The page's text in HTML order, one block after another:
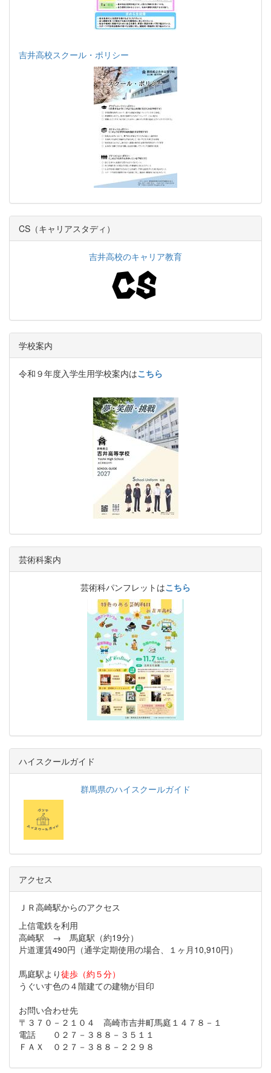
吉井高校スクール・ポリシー
CS（キャリアスタディ）
吉井高校のキャリア教育
学校案内
令和９年度入学生用学校案内はこちら
芸術科案内
芸術科パンフレットはこちら
ハイスクールガイド
群馬県のハイスクールガイド
アクセス
ＪＲ高崎駅からのアクセス
上信電鉄を利用
高崎駅 → 馬庭駅（約19分）
片道運賃490円（通学定期使用の場合、１ヶ月10,910円）
馬庭駅より徒歩（約５分）
うぐいす色の４階建ての建物が目印
お問い合わせ先
〒３７０－２１０４ 高崎市吉井町馬庭１４７８－１
電話 ０２７－３８８－３５１１
ＦＡＸ ０２７－３８８－２２９８